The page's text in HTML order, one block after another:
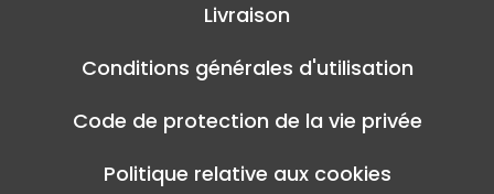
Livraison
Conditions générales d'utilisation
Code de protection de la vie privée
Politique relative aux cookies